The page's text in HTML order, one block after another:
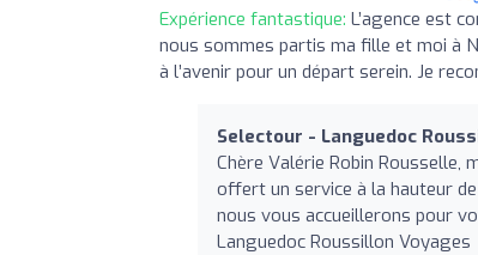
Expérience fantastique: L’agence est
nous sommes partis ma fille et moi à
à l’avenir pour un départ serein. Je
Selectour - Languedoc
Chère Valérie Robin
offert un service à la hauteur
nous vous accueillerons pour
Languedoc Roussillon Voyages